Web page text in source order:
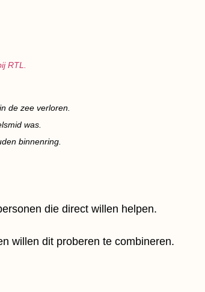
RTL.
de zee verloren.
was.
binnenring.
die direct willen helpen.
willen dit proberen te combineren.